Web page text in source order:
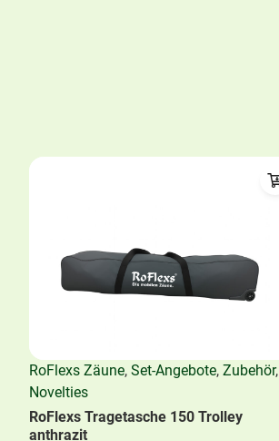
RoFlexs Zäune, Set-Angebote, Zubehör,
Novelties
RoFlexs Tragetasche 150 Trolley
anthrazit